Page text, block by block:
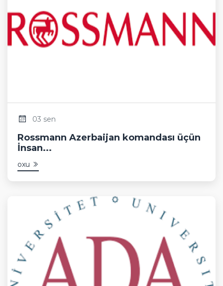
03 sen
Rossmann Azerbaijan komandası üçün
İnsan...
oxu